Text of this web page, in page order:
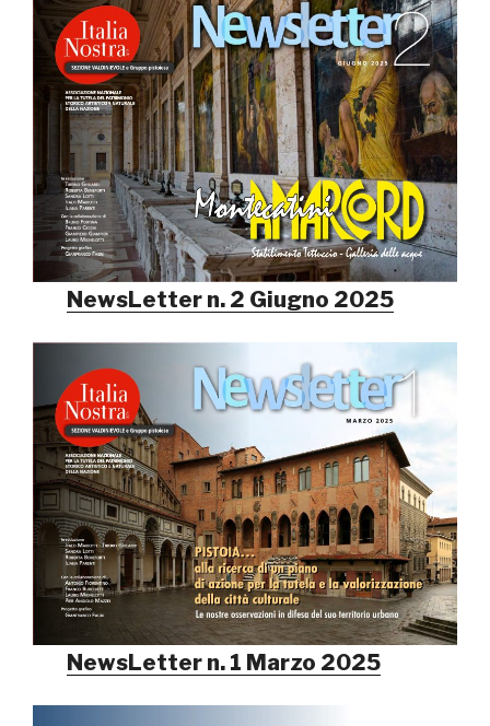
NewsLetter n. 2 Giugno 2025
NewsLetter n. 1 Marzo 2025